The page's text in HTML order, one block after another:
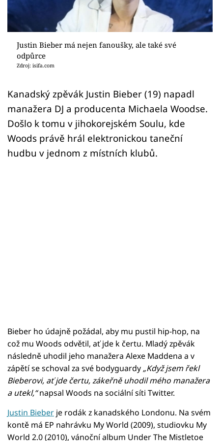
Videa
Sledujte prima+
Justin Bieber má nejen fanoušky, ale také své
odpůrce
Zdroj: isifa.com
Kanadský zpěvák Justin Bieber (19) napadl
manažera DJ a producenta Michaela Woodse.
Došlo k tomu v jihokorejském Soulu, kde
Woods právě hrál elektronickou taneční
hudbu v jednom z místních klubů.
Bieber ho údajně požádal, aby mu pustil hip-hop, na
což mu Woods odvětil, ať jde k čertu. Mladý zpěvák
následně uhodil jeho manažera Alexe Maddena a v
zápětí se schoval za své bodyguardy „Když jsem řekl
Bieberovi, ať jde čertu, zákeřně uhodil mého manažera
a utekl,“napsal Woods na sociální síti Twitter.
Justin Bieber je rodák z kanadského Londonu. Na svém
kontě má EP nahrávku My World (2009), studiovku My
World 2.0 (2010), vánoční album Under The Mistletoe